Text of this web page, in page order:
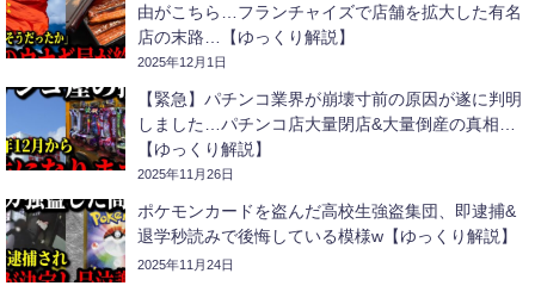
由がこちら…フランチャイズで店舗を拡大した有名
店の末路…【ゆっくり解説】
2025年12月1日
【緊急】パチンコ業界が崩壊寸前の原因が遂に判明
しました…パチンコ店大量閉店&大量倒産の真相…
【ゆっくり解説】
2025年11月26日
ポケモンカードを盗んだ高校生強盗集団、即逮捕&
退学秒読みで後悔している模様w【ゆっくり解説】
2025年11月24日